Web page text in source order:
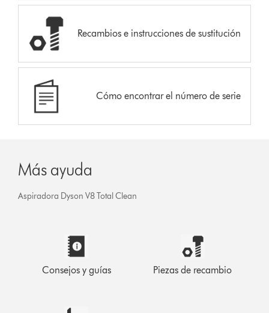
Recambios e instrucciones de sustitución
Cómo encontrar el número de serie
Más ayuda
Aspiradora Dyson V8 Total Clean
Consejos y guías Piezas de recambio